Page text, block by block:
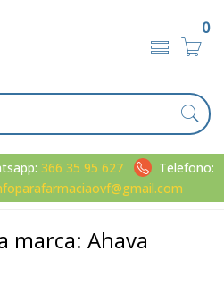
0
366 35 95 627
Telefono:
Ahava
marca: Ahava